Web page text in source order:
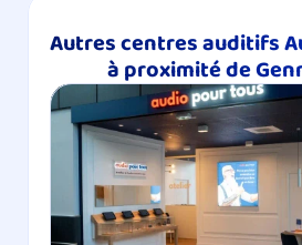
Autres centres auditifs
à proximité de